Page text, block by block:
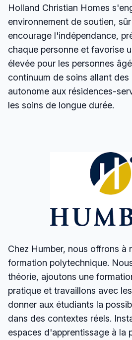
Holland Christian Homes
environnement de soutien,
encourage l'indépendance,
chaque personne et favorise
élevée pour les personnes
continuum de soins allant
autonome aux résidences-
les soins de longue durée.
Chez Humber, nous offrons à
formation polytechnique.
théorie, ajoutons une
pratique et travaillons avec
donner aux étudiants la
dans des contextes réels.
espaces d'apprentissage à la